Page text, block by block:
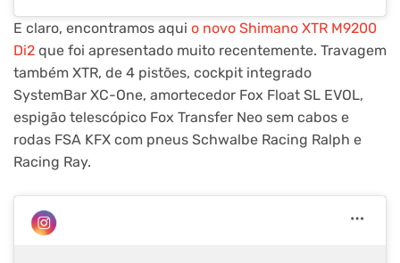
E claro, encontramos aqui o novo Shimano XTR M9200
Di2 que foi apresentado muito recentemente. Travagem
também XTR, de 4 pistões, cockpit integrado
SystemBar XC-One, amortecedor Fox Float SL EVOL,
espigão telescópico Fox Transfer Neo sem cabos e
rodas FSA KFX com pneus Schwalbe Racing Ralph e
Racing Ray.